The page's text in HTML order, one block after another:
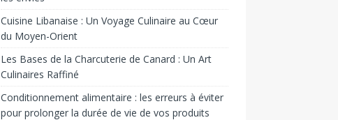
Cuisine Libanaise : Un Voyage Culinaire au Cœur
du Moyen-Orient
Les Bases de la Charcuterie de Canard : Un Art
Culinaires Raffiné
Conditionnement alimentaire : les erreurs à éviter
pour prolonger la durée de vie de vos produits